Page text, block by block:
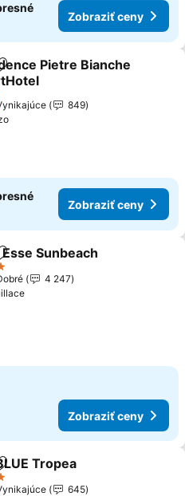
Zobraziť ceny
do obľúbených
Pietre Bianche
ceny
hviezdičiek
849
Zobraziť ceny
do obľúbených
Sunbeach
hviezdičiek
4 247
Zobraziť ceny
do obľúbených
Tropea
hviezdičiek
645